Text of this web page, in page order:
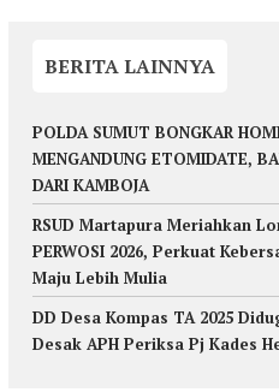
BERITA LAINNYA
POLDA SUMUT BONGKAR
MENGANDUNG ETOMIDATE,
DARI KAMBOJA
RSUD Martapura Meriahkan
PERWOSI 2026, Perkuat
Maju Lebih Mulia
DD Desa Kompas TA 2025
Desak APH Periksa Pj Kades